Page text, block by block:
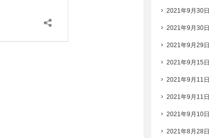
2021年9月30日
2021年9月30日
2021年9月29日
2021年9月15日
2021年9月11日
2021年9月11日
2021年9月10日
2021年8月28日